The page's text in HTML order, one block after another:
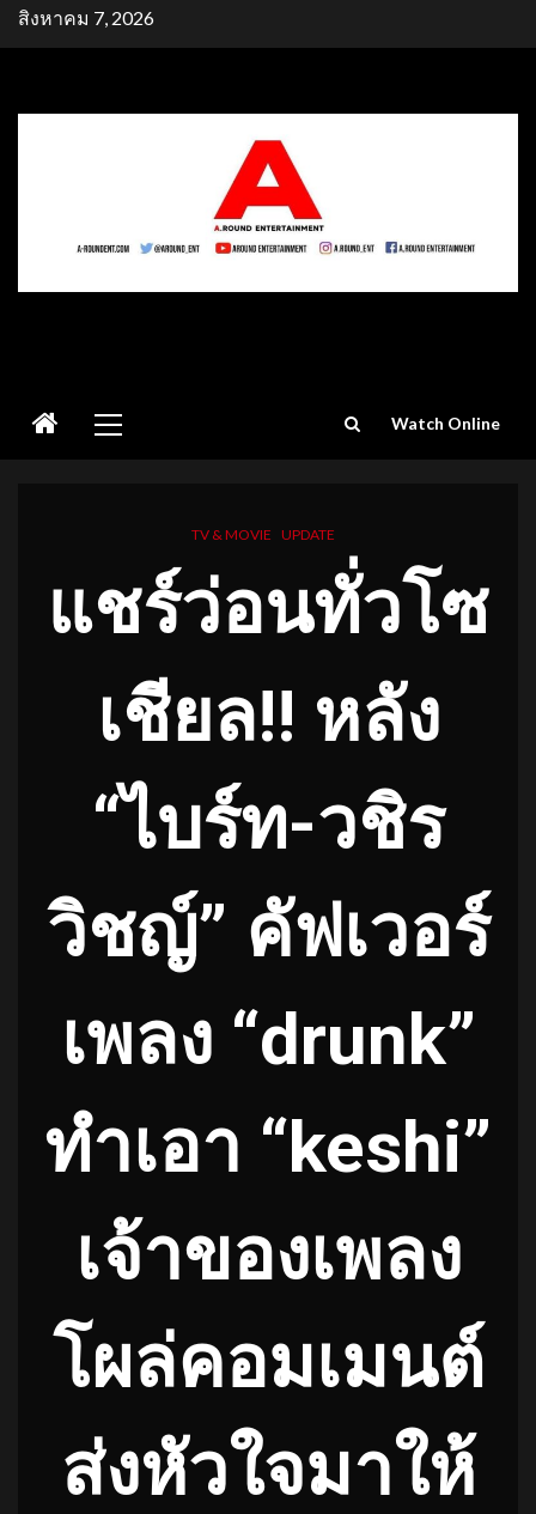
Skipสิงหาคม 7, 2026
Menu
Watch Online
TV & MOVIE UPDATE
แชร์ว่อนทั่วโซ
เชียล!! หลัง
“ไบร์ท-วชิร
วิชญ์” คัฟเวอร์
เพลง “drunk”
ทำเอา “keshi”
เจ้าของเพลง
โผล่คอมเมนต์
ส่งหัวใจมาให้